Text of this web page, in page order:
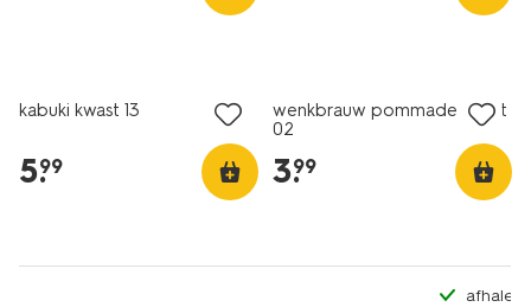
kabuki kwast 13
5.
99
wenkbrauw pommade kwast
02
3.
99
afhalen in 500+ HEMA